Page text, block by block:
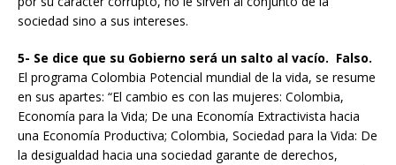
sociedad sino a sus intereses.
5- Se dice que su Gobierno será un salto al vacío. Falso.
El programa Colombia Potencial mundial de la vida, se resume
en sus apartes: “El cambio es con las mujeres: Colombia,
Economía para la Vida; De una Economía Extractivista hacia
una Economía Productiva; Colombia, Sociedad para la Vida: De
la desigualdad hacia una sociedad garante de derechos,